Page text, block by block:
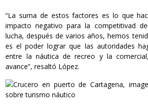
“La suma de estos factores es lo que
impacto negativo para la competitivad
lucha, después de varios años, hemos
es el poder lograr que las autoridades
entre la náutica de recreo y la
avance”, resaltó López.